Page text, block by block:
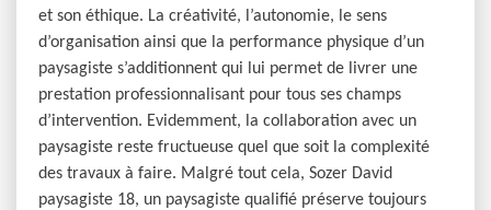
et son éthique. La créativité, l’autonomie, le sens
d’organisation ainsi que la performance physique d’un
paysagiste s’additionnent qui lui permet de livrer une
prestation professionnalisant pour tous ses champs
d’intervention. Evidemment, la collaboration avec un
paysagiste reste fructueuse quel que soit la complexité
des travaux à faire. Malgré tout cela, Sozer David
paysagiste 18, un paysagiste qualifié préserve toujours